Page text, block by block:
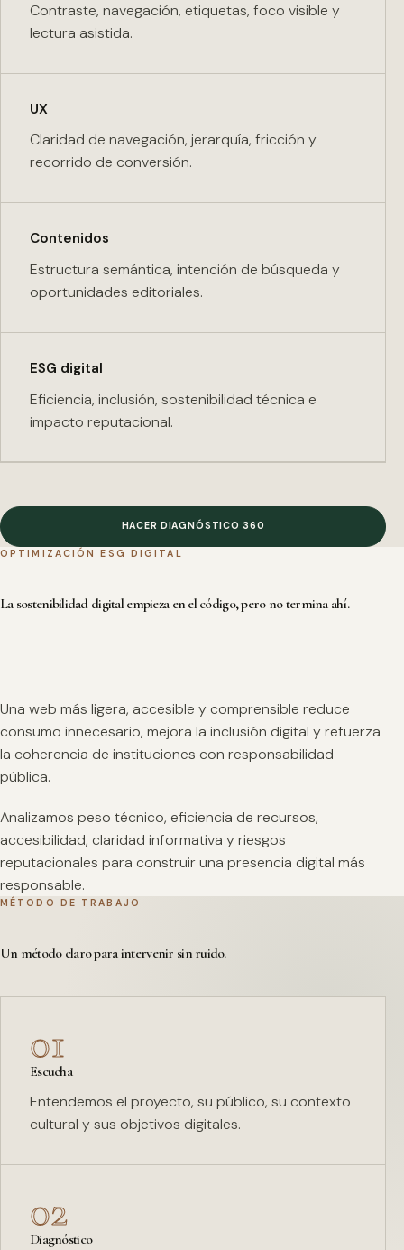
Contraste, navegación, etiquetas, foco visible y
lectura asistida.
UX
Claridad de navegación, jerarquía, fricción y
recorrido de conversión.
Contenidos
Estructura semántica, intención de búsqueda y
oportunidades editoriales.
ESG digital
Eficiencia, inclusión, sostenibilidad técnica e
impacto reputacional.
HACER DIAGNÓSTICO 360
OPTIMIZACIÓN ESG DIGITAL
La sostenibilidad digital empieza en el código, pero no termina ahí.
Una web más ligera, accesible y comprensible reduce
consumo innecesario, mejora la inclusión digital y refuerza
la coherencia de instituciones con responsabilidad
pública.
Analizamos peso técnico, eficiencia de recursos,
accesibilidad, claridad informativa y riesgos
reputacionales para construir una presencia digital más
responsable.
MÉTODO DE TRABAJO
Un método claro para intervenir sin ruido.
01
Escucha
Entendemos el proyecto, su público, su contexto
cultural y sus objetivos digitales.
02
Diagnóstico